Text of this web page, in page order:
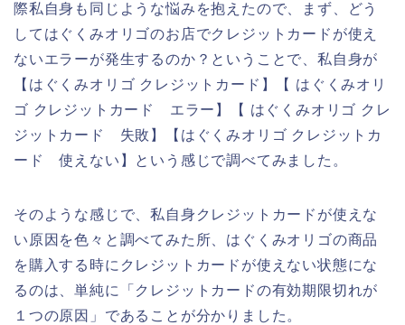
際私自身も同じような悩みを抱えたので、まず、どう
してはぐくみオリゴのお店でクレジットカードが使え
ないエラーが発生するのか？ということで、私自身が
【はぐくみオリゴ クレジットカード】【 はぐくみオリ
ゴ クレジットカード エラー】【 はぐくみオリゴ クレ
ジットカード 失敗】【はぐくみオリゴ クレジットカ
ード 使えない】という感じで調べてみました。
そのような感じで、私自身クレジットカードが使えな
い原因を色々と調べてみた所、はぐくみオリゴの商品
を購入する時にクレジットカードが使えない状態にな
るのは、単純に「クレジットカードの有効期限切れが
１つの原因」であることが分かりました。